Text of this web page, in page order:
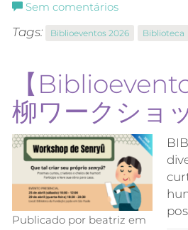
Sem comentários
Tags: Biblioeventos 2026 Biblioteca
【
柳ワークショ
Publicado por beatriz em